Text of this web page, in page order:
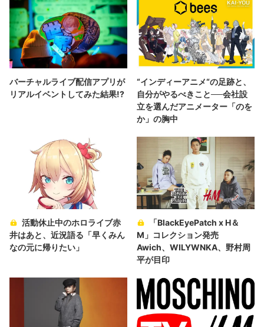
バーチャルライブ配信アプリが
リアルイベントしてみた結果!?
“インディーアニメ“の足跡と、
自分がやるべきこと──会社設
立を選んだアニメーター「のを
か」の胸中
活動休止中のホロライブ赤
井はあと、近況語る「早くみん
なの元に帰りたい」
「BlackEyePatch x H＆
M」コレクション発売
Awich、WILYWNKA、野村周
平が目印